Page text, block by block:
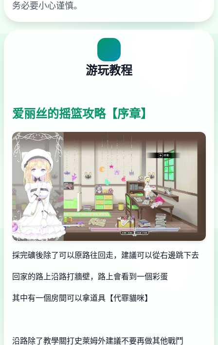
务必要小心谨慎。
游玩教程
爱丽丝的摇篮攻略【序章】
採完礦後除了可以原路往回走，建議可以從右邊跳下去
回家的路上沿路打牆壁，路上會看到一個彩蛋
其中有一個房間可以拿道具【代罪貓咪】
沿路除了教學關打史萊姆外建議不要再做其他戰鬥